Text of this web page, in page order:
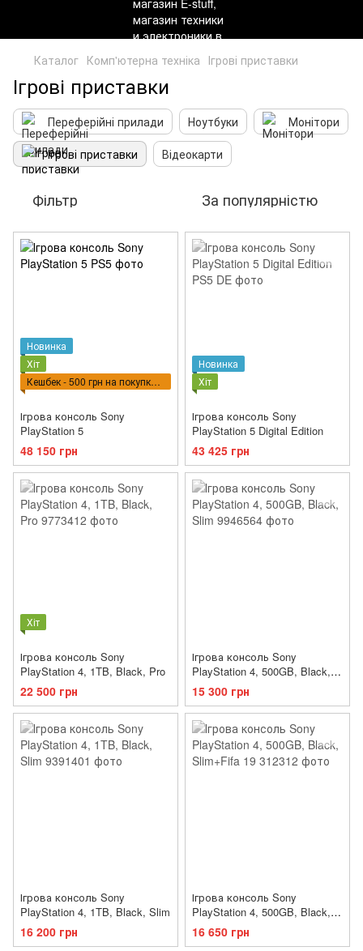
Каталог Комп'ютерна техніка Ігрові приставки
Ігрові приставки
Переферійні прилади Ноутбуки
Монітори
Ігрові приставки
Відеокарти
Фільтр За популярністю
Новинка
Хіт
Кешбек - 500 грн на покупку ВПТ
Ігрова консоль Sony
PlayStation 5
48 150 грн
Новинка
Хіт
Ігрова консоль Sony
PlayStation 5 Digital Edition
43 425 грн
Хіт
Ігрова консоль Sony
PlayStation 4, 1TB, Black, Pro
22 500 грн
Ігрова консоль Sony
PlayStation 4, 500GB, Black,
Slim
15 300 грн
Ігрова консоль Sony
PlayStation 4, 1TB, Black, Slim
16 200 грн
Ігрова консоль Sony
PlayStation 4, 500GB, Black,
Slim+Fifa 19
16 650 грн